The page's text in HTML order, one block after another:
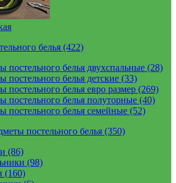
белья (422)
постельного белья двухспальные (28)
постельного белья детские (33)
постельного белья евро размер (269)
постельного белья полуторные (40)
постельного белья семейные (52)
постельного белья (350)
(86)
(98)
(160)